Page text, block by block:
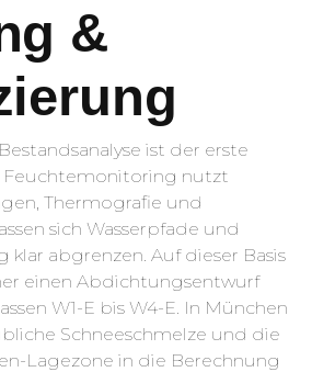
&
ist der erste
Feuchtemonitoring nutzt
Thermografie und
sich Wasserpfade und
abgrenzen. Auf dieser Basis
einen Abdichtungsentwurf
W1-E bis W4-E. In München
Schneeschmelze und die
Lagezone in die Berechnung